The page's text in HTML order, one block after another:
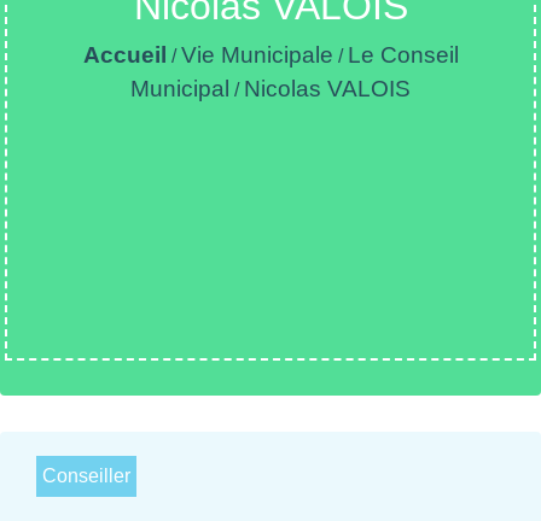
Accueil /Vie Municipale / Le Conseil
Municipal / Nicolas VALOIS
Conseiller